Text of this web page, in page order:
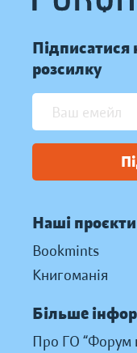
Підписатися
розсилку
Наші проєкти
Bookmints
Книгоманія
Більше
Про ГО “Форум